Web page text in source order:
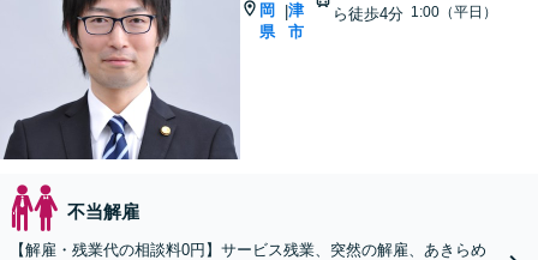
岡
県
|津
市
ら徒歩4分 1:00（平日）
不当解雇
【解雇・残業代の相談料0円】サービス残業、突然の解雇、あきらめ